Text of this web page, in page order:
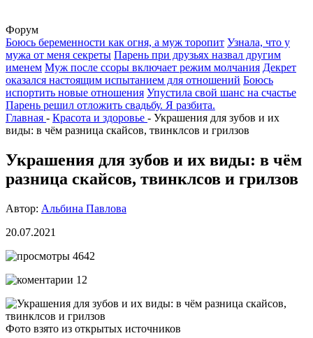
Форум
Боюсь беременности как огня, а муж торопит Узнала, что у
мужа от меня секреты Парень при друзьях назвал другим
именем Муж после ссоры включает режим молчания Декрет
оказался настоящим испытанием для отношений Боюсь
испортить новые отношения Упустила свой шанс на счастье
Парень решил отложить свадьбу. Я разбита.
Главная - Красота и здоровье - Украшения для зубов и их
виды: в чём разница скайсов, твинклсов и грилзов
Украшения для зубов и их виды: в чём
разница скайсов, твинклсов и грилзов
Автор: Альбина Павлова
20.07.2021
4642
12
Фото взято из открытых источников